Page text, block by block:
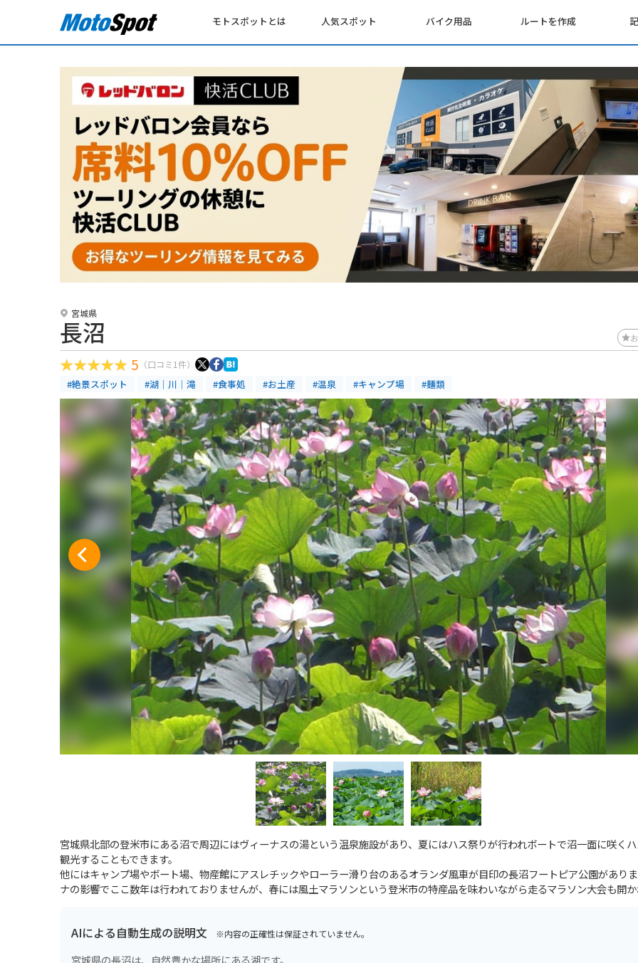
モトスポットとは 人気スポット バイク用品 ルートを作成
宮城県
長沼
5 （口コミ1件）
#絶景スポット #湖｜川｜滝 #食事処 #お土産 #温泉 #キャンプ場 #麺類
宮城県北部の登米市にある沼で周辺にはヴィーナスの湯という温泉施設があり、夏にはハス祭りが行われボートで沼一面に咲く
観光することもできます。
他にはキャンプ場やボート場、物産館にアスレチックやローラー滑り台のあるオランダ風車が目印の長沼フートピア公園があり
ナの影響でここ数年は行われておりませんが、春には風土マラソンという登米市の特産品を味わいながら走るマラソン大会も開か
AIによる自動生成の説明文 ※内容の正確性は保証されていません。
宮城県の長沼は、自然豊かな場所にある湖です。